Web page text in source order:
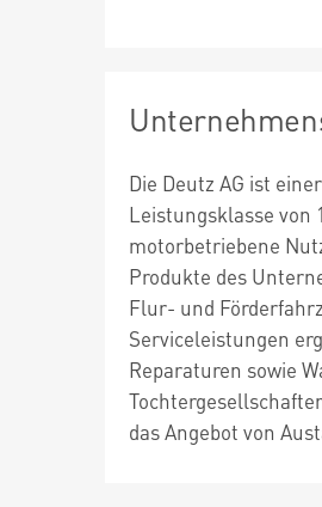
Die Deutz AG ist
Leistungsklasse von
motorbetriebene
Produkte des
Flur- und
Serviceleistungen
Reparaturen sowie
das Angebot von